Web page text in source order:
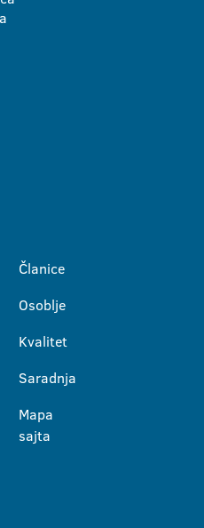
Članice
Osoblje
Kvalitet
Saradnja
Mapa
sajta